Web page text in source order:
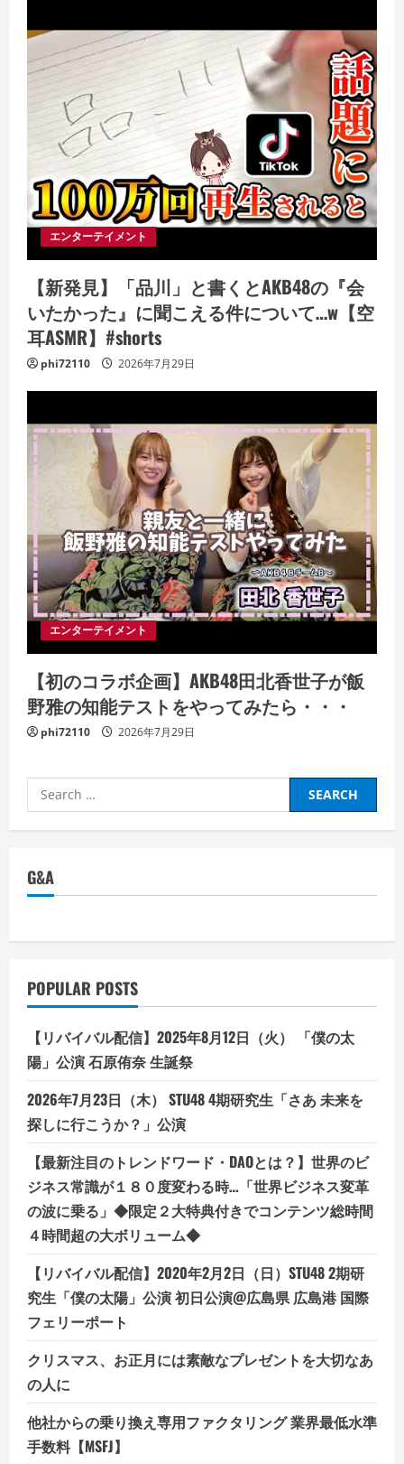
エンターテイメント
【新発見】「品川」と書くとAKB48の『会
いたかった』に聞こえる件について…w【空
耳ASMR】#shorts
phi72110 2026年7月29日
エンターテイメント
【初のコラボ企画】AKB48田北香世子が飯
野雅の知能テストをやってみたら・・・
phi72110 2026年7月29日
Search
for:
G&A
POPULAR POSTS
【リバイバル配信】2025年8月12日（火） 「僕の太
陽」公演 石原侑奈 生誕祭
2026年7月23日（木） STU48 4期研究生「さあ 未来を
探しに行こうか？」公演
【最新注目のトレンドワード・DAOとは？】世界のビ
ジネス常識が１８０度変わる時…「世界ビジネス変革
の波に乗る」◆限定２大特典付きでコンテンツ総時間
４時間超の大ボリューム◆
【リバイバル配信】2020年2月2日（日）STU48 2期研
究生「僕の太陽」公演 初日公演@広島県 広島港 国際
フェリーポート
クリスマス、お正月には素敵なプレゼントを大切なあ
の人に
他社からの乗り換え専用ファクタリング 業界最低水準
手数料【MSFJ】